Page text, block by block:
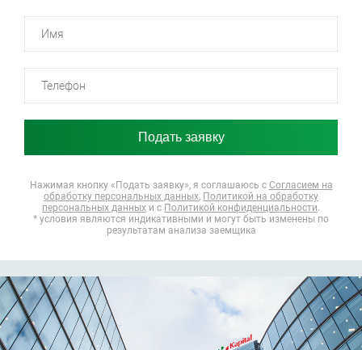
Нажимая кнопку «Подать заявку», я соглашаюсь с Согласием на
обработку персональных данных, Политикой на обработку
персональных данных и с Политикой конфиденциальности.
* условия являются индикативными и могут быть изменены по
результатам анализа заемщика